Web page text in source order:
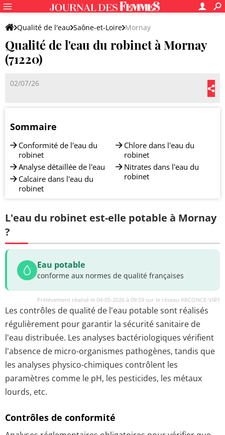
Qualité de l'eau Saône-et-Loire Mornay
Qualité de l'eau du robinet à Mornay
(71220)
02/07/26
Sommaire
Conformité de l'eau du
robinet
Analyse détaillée de l'eau
Calcaire dans l'eau du
robinet
Chlore dans l'eau du
robinet
Nitrates dans l'eau du
robinet
L'eau du robinet est-elle potable à Mornay
?
Eau potable
conforme aux normes de qualité françaises
Prélèvement réalisé le 04-05-2026 à 09:59 sur le réseau ARCONCE-VIRY
Les contrôles de qualité de l'eau potable sont réalisés
régulièrement pour garantir la sécurité sanitaire de
l'eau distribuée. Les analyses bactériologiques vérifient
l'absence de micro-organismes pathogènes, tandis que
les analyses physico-chimiques contrôlent les
paramètres comme le pH, les pesticides, les métaux
lourds, etc.
Contrôles de conformité